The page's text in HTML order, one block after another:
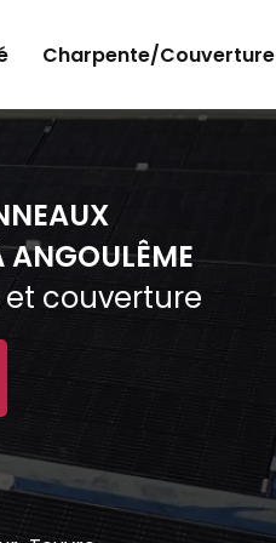
Charpente/Couverture
ANGOULÊME
couverture